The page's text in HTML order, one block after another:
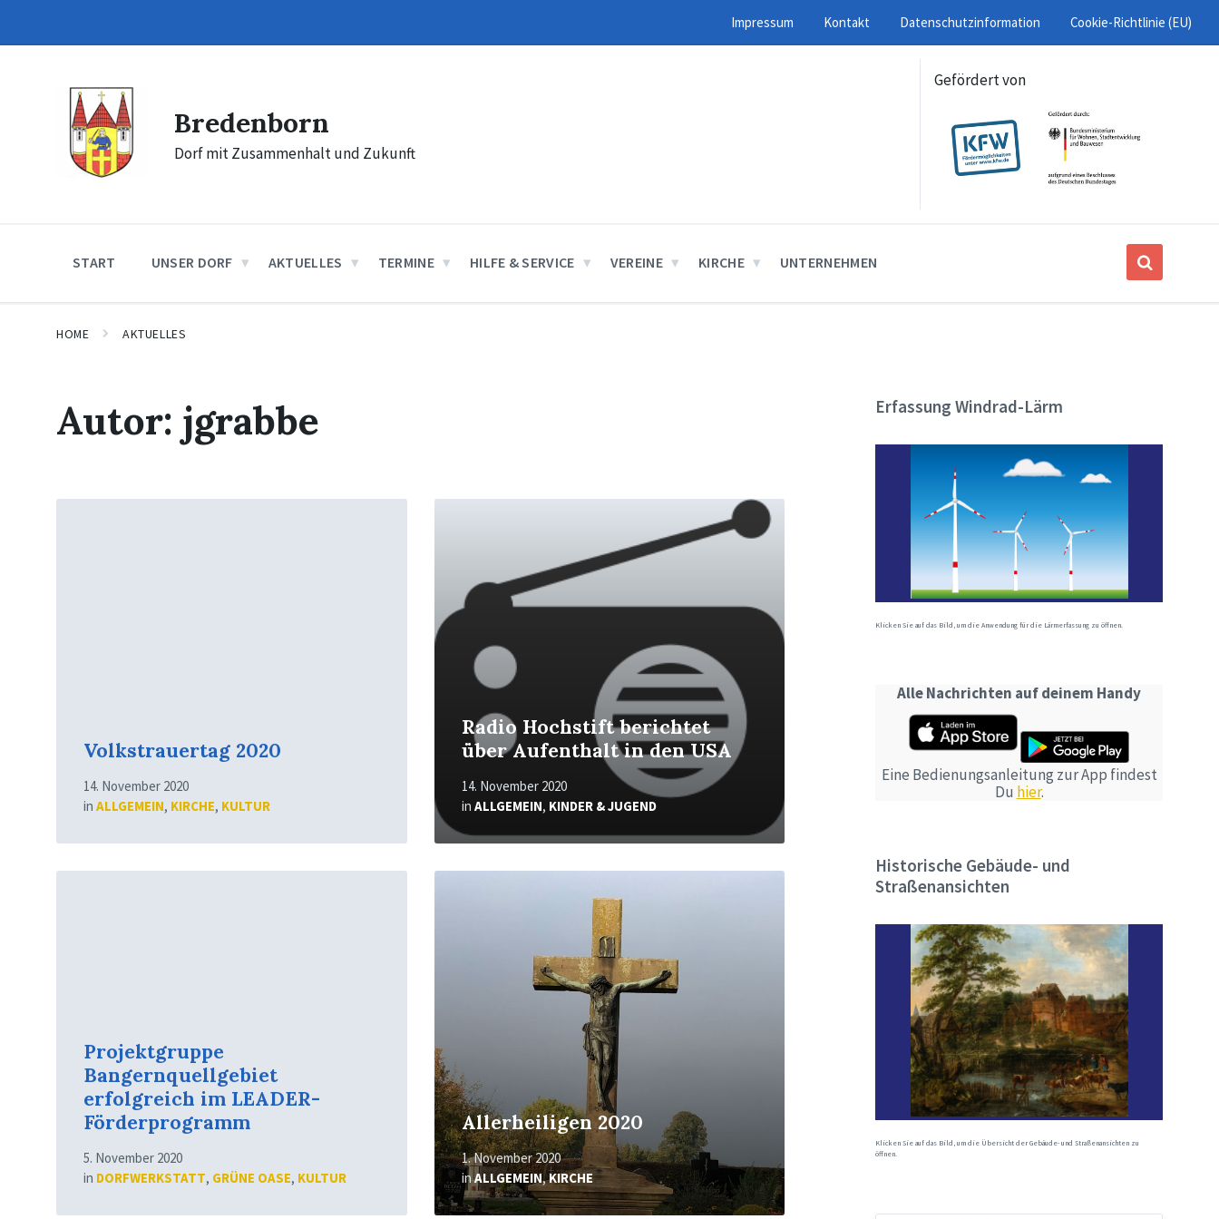
content
main
footer
Impressum Kontakt Datenschutzinformation Cookie-Richtlinie (EU)
Bredenborn
Dorf mit Zusammenhalt und Zukunft
Gefördert von
START UNSER DORF AKTUELLES TERMINE HILFE & SERVICE VEREINE KIRCHE UNTERNEHMEN
HOME AKTUELLES
Autor: jgrabbe
Volkstrauertag 2020
14. November 2020
in ALLGEMEIN, KIRCHE, KULTUR
Mehr
Radio Hochstift berichtet
über Aufenthalt in den USA
14. November 2020
in ALLGEMEIN, KINDER & JUGEND
Mehr
Projektgruppe
Bangernquellgebiet
erfolgreich im LEADER-
Förderprogramm
5. November 2020
in DORFWERKSTATT, GRÜNE OASE, KULTUR
Mehr
Allerheiligen 2020
1. November 2020
inALLGEMEIN,KIRCHE
Mehr
Erfassung Windrad-Lärm
Klicken Sie auf das Bild, um die Anwendung für die Lärmerfassung zu öffnen.
Alle Nachrichten auf deinem Handy
Eine Bedienungsanleitung zur App findest
Du hier.
Historische Gebäude- und
Straßenansichten
Klicken Sie auf das Bild, um die Übersicht der Gebäude- und Straßenansichten zu
öffnen.